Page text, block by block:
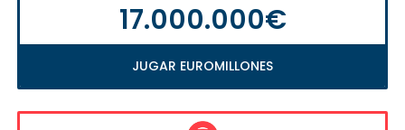
17.000.000€
JUGAR EUROMILLONES